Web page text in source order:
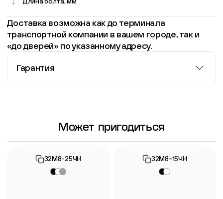
Доставка возможна как до терминала
транспортной компании в вашем городе, так и
«до дверей» по указанному адресу.
Гарантия
Информация о гарантии
Может пригодиться
32М8-25ЧН 32М8-15ЧН